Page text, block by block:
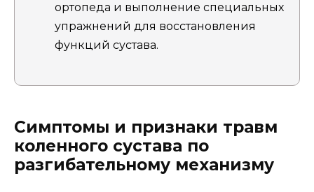
ортопеда и выполнение специальных
упражнений для восстановления
функций сустава.
Симптомы и признаки травм
коленного сустава по
разгибательному механизму